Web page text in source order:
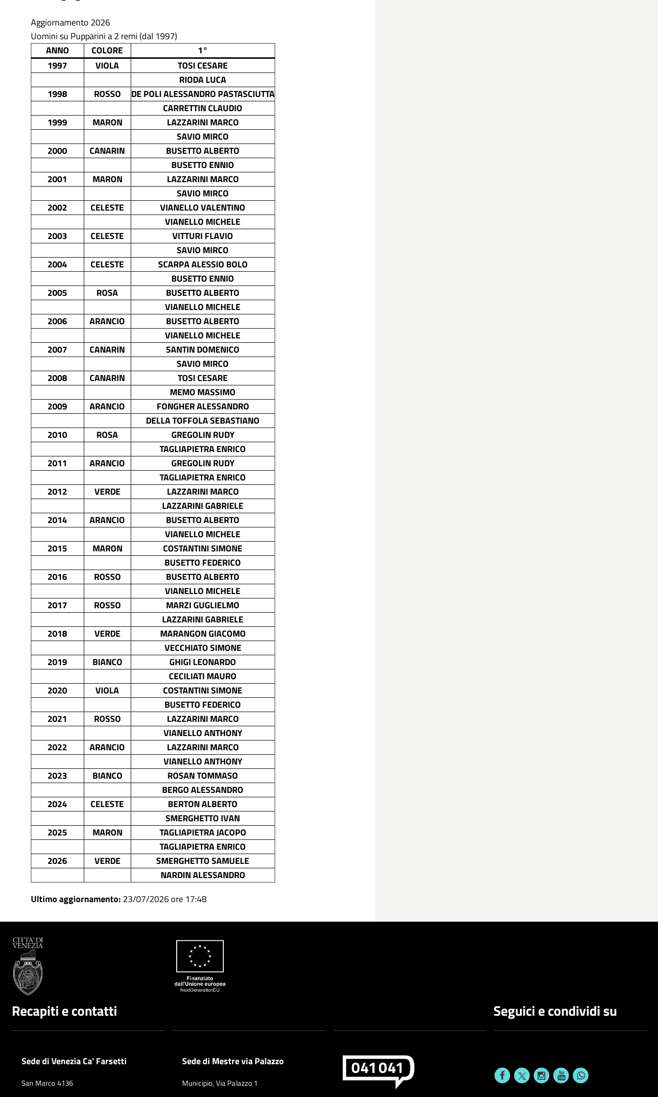
Aggiornamento 2026
Uomini su Pupparini a 2 remi (dal 1997)
ANNO
COLORE
1°
1997
VIOLA
TOSI CESARE
RIODA LUCA
1998
ROSSO
DE POLI ALESSANDRO PASTASCIUTTA
CARRETTIN CLAUDIO
1999
MARON
LAZZARINI MARCO
SAVIO MIRCO
2000
CANARIN
BUSETTO ALBERTO
BUSETTO ENNIO
2001
MARON
LAZZARINI MARCO
SAVIO MIRCO
2002
CELESTE
VIANELLO VALENTINO
VIANELLO MICHELE
2003
CELESTE
VITTURI FLAVIO
SAVIO MIRCO
2004
CELESTE
SCARPA ALESSIO BOLO
BUSETTO ENNIO
2005
ROSA
BUSETTO ALBERTO
VIANELLO MICHELE
2006
ARANCIO
BUSETTO ALBERTO
VIANELLO MICHELE
2007
CANARIN
SANTIN DOMENICO
SAVIO MIRCO
2008
CANARIN
TOSI CESARE
MEMO MASSIMO
2009
ARANCIO
FONGHER ALESSANDRO
DELLA TOFFOLA SEBASTIANO
2010
ROSA
GREGOLIN RUDY
TAGLIAPIETRA ENRICO
2011
ARANCIO
GREGOLIN RUDY
TAGLIAPIETRA ENRICO
2012
VERDE
LAZZARINI MARCO
LAZZARINI GABRIELE
2014
ARANCIO
BUSETTO ALBERTO
VIANELLO MICHELE
2015
MARON
COSTANTINI SIMONE
BUSETTO FEDERICO
2016
ROSSO
BUSETTO ALBERTO
VIANELLO MICHELE
2017
ROSSO
MARZI GUGLIELMO
LAZZARINI GABRIELE
2018
VERDE
MARANGON GIACOMO
VECCHIATO SIMONE
2019
BIANCO
GHIGI LEONARDO
CECILIATI MAURO
2020
VIOLA
COSTANTINI SIMONE
BUSETTO FEDERICO
2021
ROSSO
LAZZARINI MARCO
VIANELLO ANTHONY
2022
ARANCIO
LAZZARINI MARCO
VIANELLO ANTHONY
2023
BIANCO
ROSAN TOMMASO
BERGO ALESSANDRO
2024
CELESTE
BERTON ALBERTO
SMERGHETTO IVAN
2025
MARON
TAGLIAPIETRA JACOPO
TAGLIAPIETRA ENRICO
2026
VERDE
SMERGHETTO SAMUELE
NARDIN ALESSANDRO
Ultimo aggiornamento: 23/07/2026 ore 17:48
Recapiti e contatti
Sede di Venezia Ca' Farsetti
San Marco 4136
Sede di Mestre via Palazzo
Municipio, Via Palazzo 1
Seguici e condividi su